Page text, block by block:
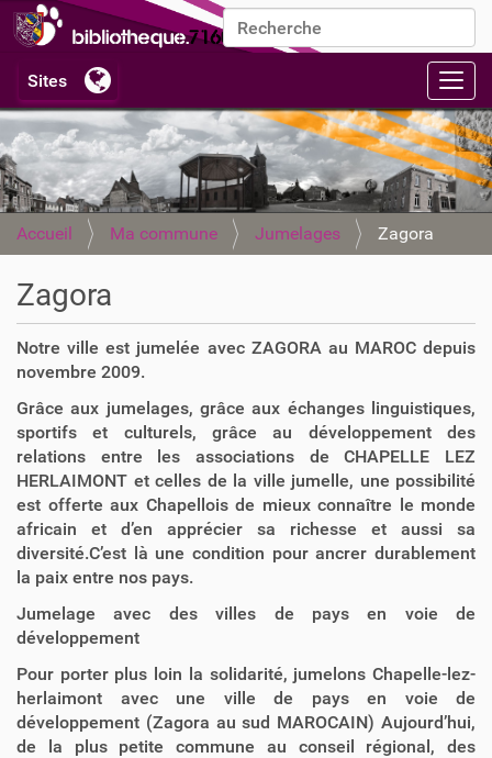
Chercher par
Recherche avancée…
Accueil Ma commune Jumelages Zagora
Zagora
Notre ville est jumelée avec ZAGORA au MAROC depuis
novembre 2009.
Grâce aux jumelages, grâce aux échanges linguistiques,
sportifs et culturels, grâce au développement des
relations entre les associations de CHAPELLE LEZ
HERLAIMONT et celles de la ville jumelle, une possibilité
est offerte aux Chapellois de mieux connaître le monde
africain et d’en apprécier sa richesse et aussi sa
diversité.C’est là une condition pour ancrer durablement
la paix entre nos pays.
Jumelage avec des villes de pays en voie de
développement
Pour porter plus loin la solidarité, jumelons Chapelle-lez-
herlaimont avec une ville de pays en voie de
développement (Zagora au sud MAROCAIN) Aujourd’hui,
de la plus petite commune au conseil régional, des